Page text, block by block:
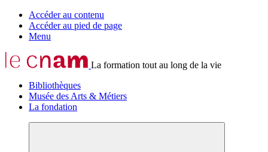
Accéder au contenu
Accéder au pied de page
Menu
La formation tout au long de la vie
Bibliothèques
Musée des Arts & Métiers
La fondation